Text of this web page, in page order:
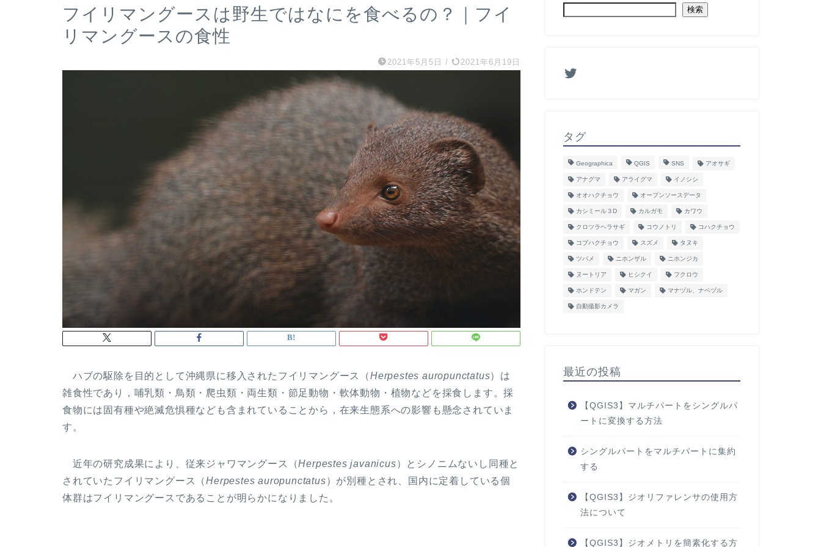
フイリマングースは野生ではなにを食べるの？｜フイ
リマングースの食性
2021年5月5日 / 2021年6月19日
ハブの駆除を目的として沖縄県に移入されたフイリマングース（Herpestes auropunctatus）は
雑食性であり，哺乳類・鳥類・爬虫類・両生類・節足動物・軟体動物・植物などを採食します。採
食物には固有種や絶滅危惧種なども含まれていることから，在来生態系への影響も懸念されていま
す。
近年の研究成果により、従来ジャワマングース（Herpestes javanicus）とシノニムないし同種と
されていたフイリマングース（Herpestes auropunctatus）が別種とされ、国内に定着している個
体群はフイリマングースであることが明らかになりました。
検索
タグ
Geographica QGIS SNS アオサギ
アナグマ アライグマ イノシシ
オオハクチョウ オープンソースデータ
カシミール３D カルガモ カワウ
クロツラヘラサギ コウノトリ コハクチョウ
コブハクチョウ スズメ タヌキ
ツバメ ニホンザル ニホンジカ
ヌートリア ヒシクイ フクロウ
ホンドテン マガン マナヅル、ナベヅル
自動撮影カメラ
最近の投稿
【QGIS3】マルチパートをシングルパ
ートに変換する方法
シングルパートをマルチパートに集約
する
【QGIS3】ジオリファレンサの使用方
法について
【QGIS3】ジオメトリを簡素化する方